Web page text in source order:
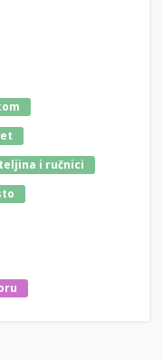
i ručnici